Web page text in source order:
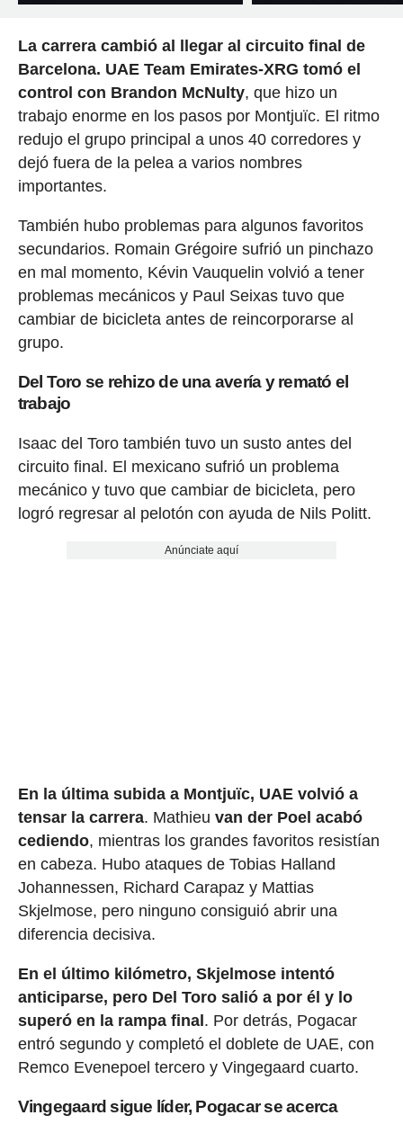
La carrera cambió al llegar al circuito final de
Barcelona. UAE Team Emirates-XRG tomó el
control con Brandon McNulty, que hizo un
trabajo enorme en los pasos por Montjuïc. El ritmo
redujo el grupo principal a unos 40 corredores y
dejó fuera de la pelea a varios nombres
importantes.
También hubo problemas para algunos favoritos
secundarios. Romain Grégoire sufrió un pinchazo
en mal momento, Kévin Vauquelin volvió a tener
problemas mecánicos y Paul Seixas tuvo que
cambiar de bicicleta antes de reincorporarse al
grupo.
Del Toro se rehizo de una avería y remató el
trabajo
Isaac del Toro también tuvo un susto antes del
circuito final. El mexicano sufrió un problema
mecánico y tuvo que cambiar de bicicleta, pero
logró regresar al pelotón con ayuda de Nils Politt.
Anúnciate aquí
En la última subida a Montjuïc, UAE volvió a
tensar la carrera. Mathieu van der Poel acabó
cediendo, mientras los grandes favoritos resistían
en cabeza. Hubo ataques de Tobias Halland
Johannessen, Richard Carapaz y Mattias
Skjelmose, pero ninguno consiguió abrir una
diferencia decisiva.
En el último kilómetro, Skjelmose intentó
anticiparse, pero Del Toro salió a por él y lo
superó en la rampa final. Por detrás, Pogacar
entró segundo y completó el doblete de UAE, con
Remco Evenepoel tercero y Vingegaard cuarto.
Vingegaard sigue líder, Pogacar se acerca